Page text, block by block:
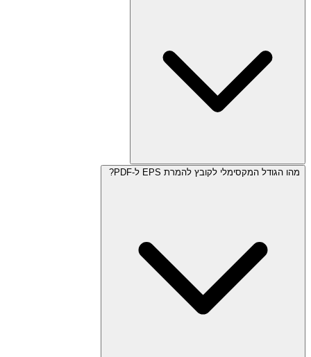
מהו הגודל המקסימלי לקובץ להמרת EPS ל-PDF?